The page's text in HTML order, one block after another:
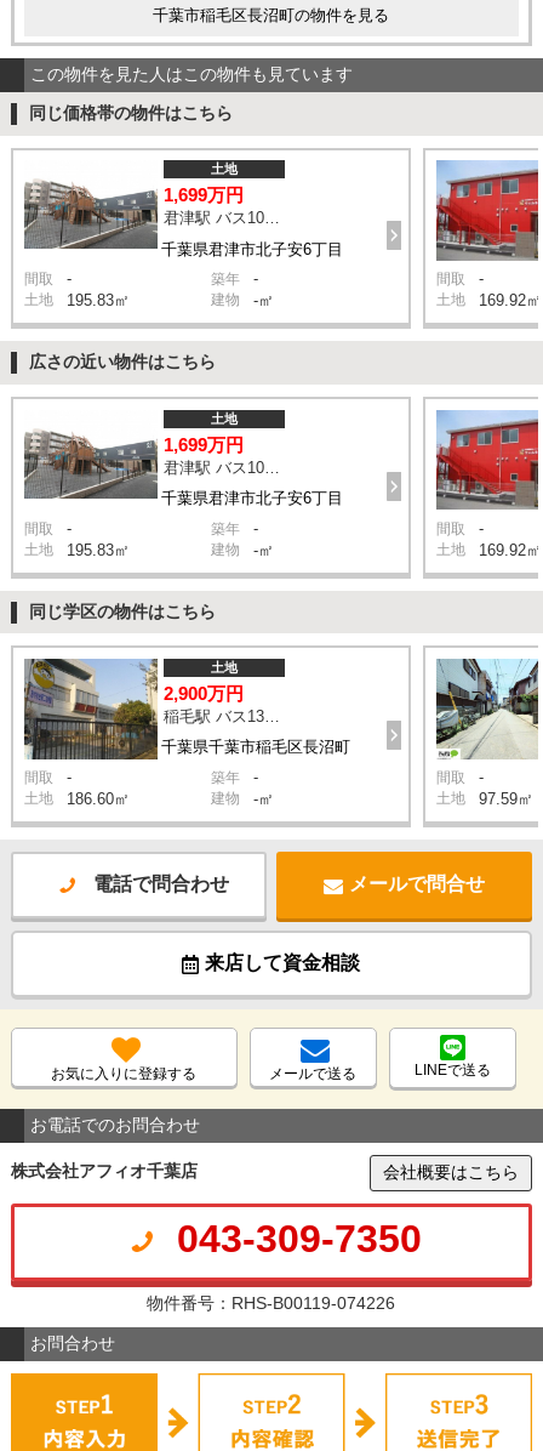
千葉市稲毛区長沼町の物件を見る
この物件を見た人はこの物件も見ています
同じ価格帯の物件はこちら
千葉県君津市北子安6丁目
土地
1,699万円
君津駅 バス10分 停歩5分
間取 - 築年 -
土地 195.83㎡ 建物 -㎡
間取 -
土地 169.92㎡
広さの近い物件はこちら
千葉県君津市北子安6丁目
土地
1,699万円
間取 - 築年 -
土地 195.83㎡ 建物 -㎡
間取 -
土地 169.92㎡
同じ学区の物件はこちら
千葉県千葉市稲毛区長沼町
土地
2,900万円
稲毛駅 バス13分 停歩8分
間取 - 築年 -
土地 186.60㎡ 建物 -㎡
間取 -
土地 97.59㎡
電話で問合わせ メールで問合せ
来店して資金相談
お気に入りに登録する メールで送る LINEで送る
お電話でのお問合わせ
株式会社アフィオ千葉店 会社概要はこちら
043-309-7350
物件番号：RHS-B00119-074226
お問合わせ